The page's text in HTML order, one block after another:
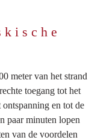
meter van het strand
toegang tot het
en tot de
paar minuten lopen
van de voordelen